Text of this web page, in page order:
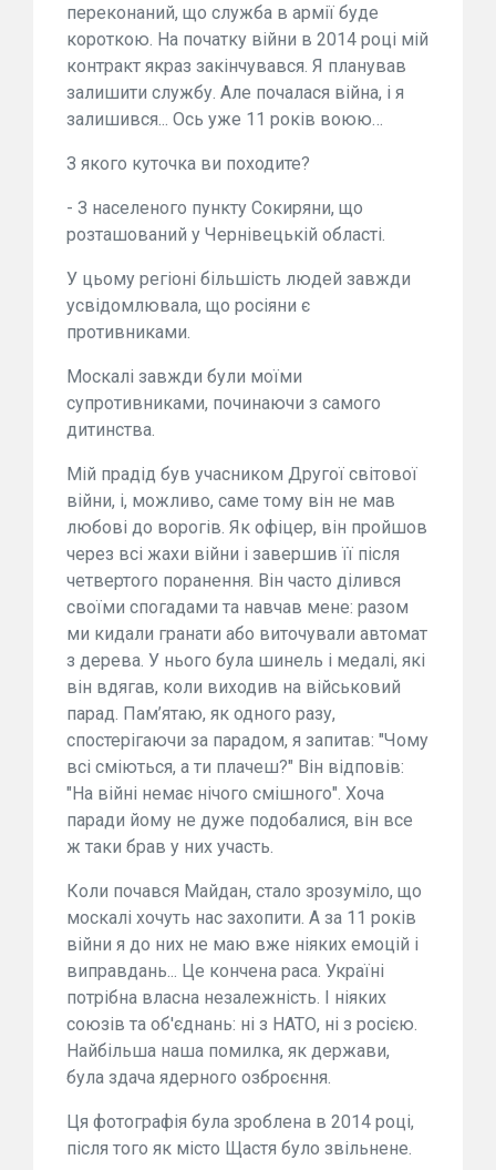
переконаний, що служба в армії буде
короткою. На початку війни в 2014 році мій
контракт якраз закінчувався. Я планував
залишити службу. Але почалася війна, і я
залишився... Ось уже 11 років воюю…
З якого куточка ви походите?
- З населеного пункту Сокиряни, що
розташований у Чернівецькій області.
У цьому регіоні більшість людей завжди
усвідомлювала, що росіяни є
противниками.
Москалі завжди були моїми
супротивниками, починаючи з самого
дитинства.
Мій прадід був учасником Другої світової
війни, і, можливо, саме тому він не мав
любові до ворогів. Як офіцер, він пройшов
через всі жахи війни і завершив її після
четвертого поранення. Він часто ділився
своїми спогадами та навчав мене: разом
ми кидали гранати або виточували автомат
з дерева. У нього була шинель і медалі, які
він вдягав, коли виходив на військовий
парад. Пам’ятаю, як одного разу,
спостерігаючи за парадом, я запитав: "Чому
всі сміються, а ти плачеш?" Він відповів:
"На війні немає нічого смішного". Хоча
паради йому не дуже подобалися, він все
ж таки брав у них участь.
Коли почався Майдан, стало зрозуміло, що
москалі хочуть нас захопити. А за 11 років
війни я до них не маю вже ніяких емоцій і
виправдань... Це кончена раса. Україні
потрібна власна незалежність. І ніяких
союзів та об'єднань: ні з НАТО, ні з росією.
Найбільша наша помилка, як держави,
була здача ядерного озброєння.
Ця фотографія була зроблена в 2014 році,
після того як місто Щастя було звільнене.